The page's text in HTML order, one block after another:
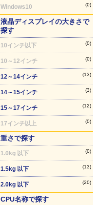
Windows10 (0)
液晶ディスプレイの大きさで
探す
10インチ以下 (0)
10～12インチ (0)
12～14インチ (13)
14～15インチ (3)
15～17インチ (12)
17インチ以上 (0)
重さで探す
1.0kg 以下 (0)
1.5kg 以下 (13)
2.0kg 以下 (20)
CPU名称で探す